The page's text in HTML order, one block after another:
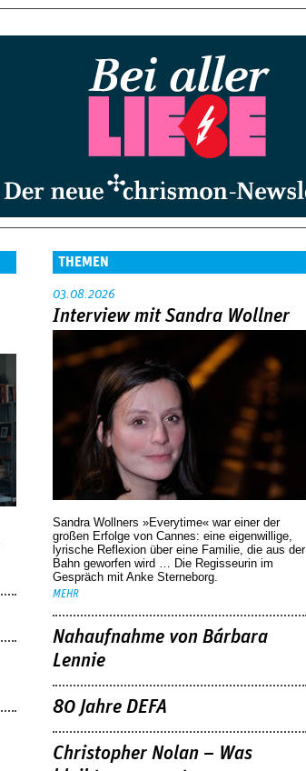
THEMEN
03.08.2026
Interview mit Sandra Wollner
Sandra Wollners »Everytime« war einer der
großen Erfolge von Cannes: eine eigenwillige,
lyrische Reflexion über eine ­Familie, die aus der
Bahn geworfen wird … Die Regisseurin im
Gespräch mit Anke Sterneborg.
MEHR
Nahaufnahme von Bárbara
Lennie
80 Jahre DEFA
Christopher Nolan – Was